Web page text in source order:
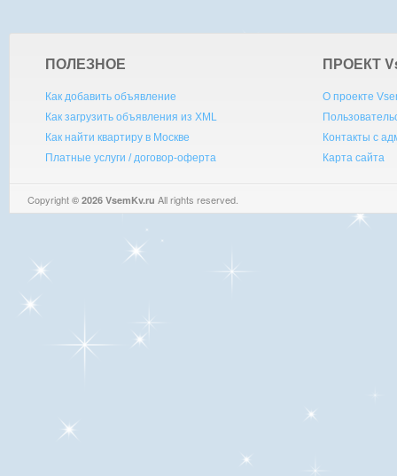
ПОЛЕЗНОЕ
Как добавить объявление
Как загрузить объявления из XML
Как найти квартиру в Москве
Платные услуги / договор-оферта
ПРОЕКТ V
О проекте
Контакты с
Карта сайта
Copyright © 2026 VsemKv.ru All rights reserved.